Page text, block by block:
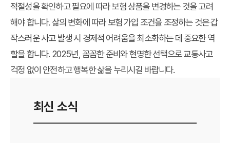
적절성을 확인하고 필요에 따라 보험 상품을 변경하는 것을 고려
해야 합니다. 삶의 변화에 따라 보험 가입 조건을 조정하는 것은 갑
작스러운 사고 발생 시 경제적 어려움을 최소화하는 데 중요한 역
할을 합니다. 2025년, 꼼꼼한 준비와 현명한 선택으로 교통사고
걱정 없이 안전하고 행복한 삶을 누리시길 바랍니다.
최신 소식